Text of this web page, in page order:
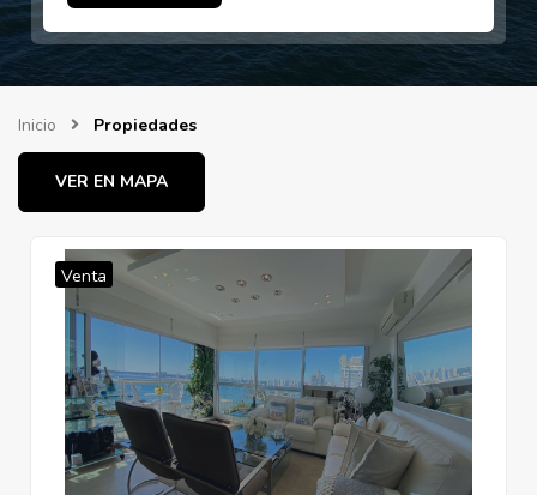
Inicio Propiedades
VER EN MAPA
Venta